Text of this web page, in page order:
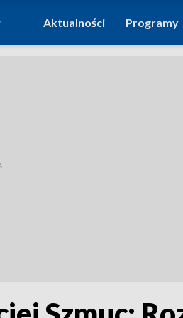
DO
Aktualności Programy